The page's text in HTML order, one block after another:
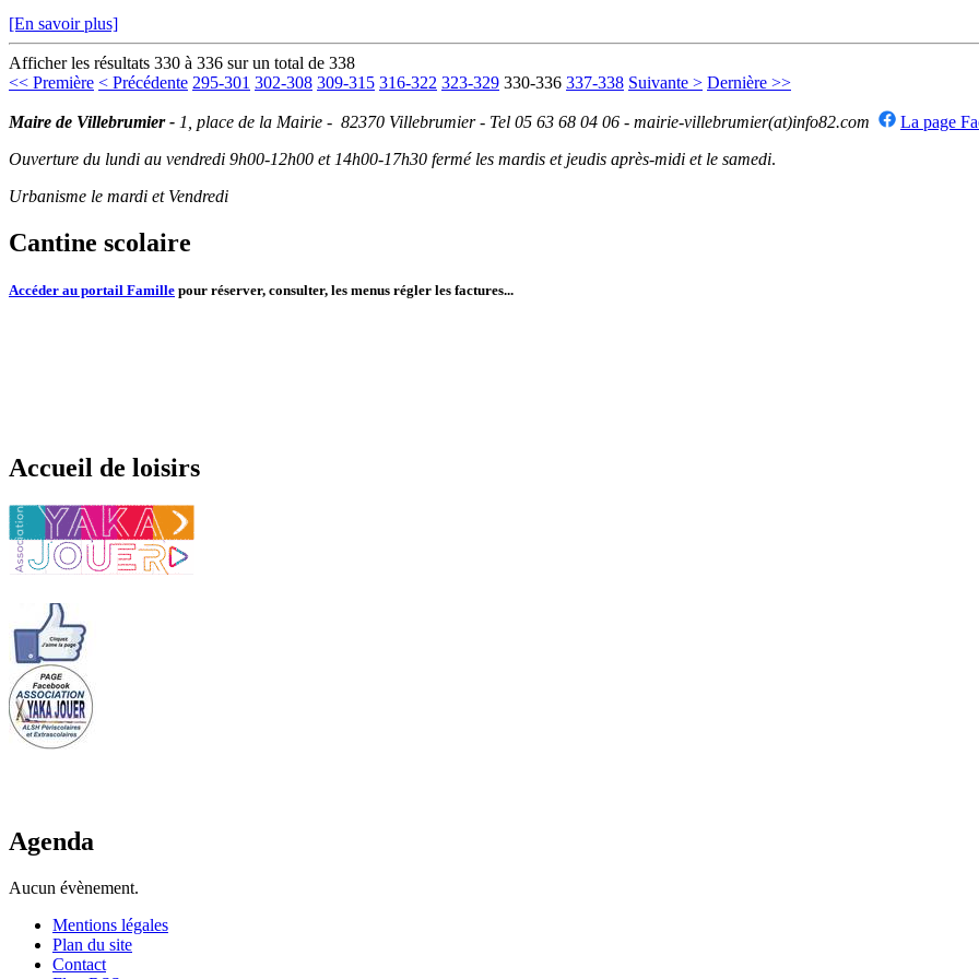
[En savoir plus]
Afficher les résultats 330 à 336 sur un total de 338
<< Première < Précédente 295-301 302-308 309-315 316-322 323-329 330-336 337-338 Suivante > Dernière >>
Maire de Villebrumier - 1, place de la Mairie - 82370 Villebrumier - Tel 05 63 68 04 06 - mairie-villebrumier(at)info82.com
La page
Ouverture du lundi au vendredi 9h00-12h00 et 14h00-17h30 fermé les mardis et jeudis après-midi et le samedi.
Urbanisme le mardi et Vendredi
Cantine scolaire
Accéder au portail Famille pour réserver, consulter, les menus régler les factures...
Accueil de loisirs
Agenda
Aucun évènement.
Mentions légales
Plan du site
Contact